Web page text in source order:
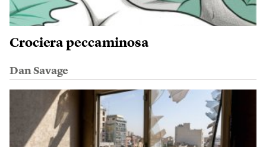
Crociera peccaminosa
Dan Savage